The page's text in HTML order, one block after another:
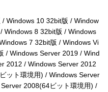
Windows 10 32bit版 / Window
Windows 8 32bit版 / Windows
7 32bit版 / Windows Vi
/ Windows Server 2019 / Wind
2012 / Windows Server 2012
ット環境用) / Windows Server
2008(64ビット環境用) /